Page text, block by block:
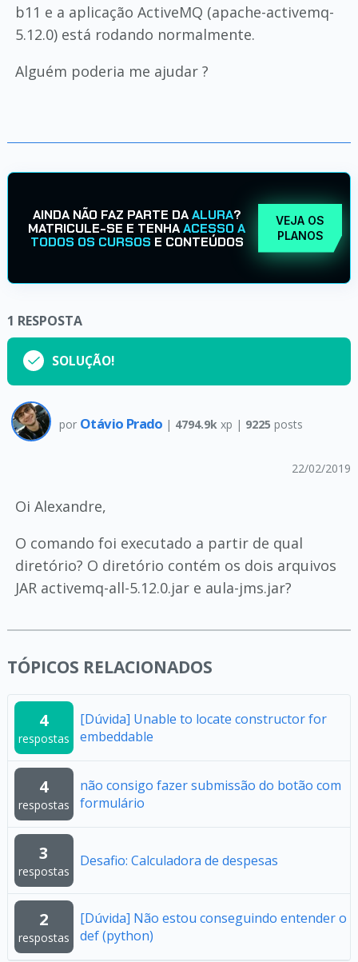
b11 e a aplicação ActiveMQ (apache-activemq-
5.12.0) está rodando normalmente.
Alguém poderia me ajudar ?
AINDA NÃO FAZ PARTE DAALURA?
MATRICULE-SE E TENHAACESSO A
TODOS OS CURSOS E CONTEÚDOS
VEJA OS
PLANOS
1 RESPOSTA
SOLUÇÃO!
por Otávio Prado | 4794.9k xp | 9225 posts
22/02/2019
Oi Alexandre,
O comando foi executado a partir de qual
diretório? O diretório contém os dois arquivos
JAR activemq-all-5.12.0.jar e aula-jms.jar?
TÓPICOS RELACIONADOS
4
respostas
[Dúvida] Unable to locate constructor for
embeddable
4
respostas
não consigo fazer submissão do botão com
formulário
3
respostas
Desafio: Calculadora de despesas
2
respostas
[Dúvida] Não estou conseguindo entender o
def (python)